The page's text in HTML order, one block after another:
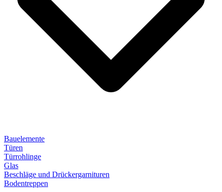
Bauelemente
Türen
Türrohlinge
Glas
Beschläge und Drückergarnituren
Bodentreppen